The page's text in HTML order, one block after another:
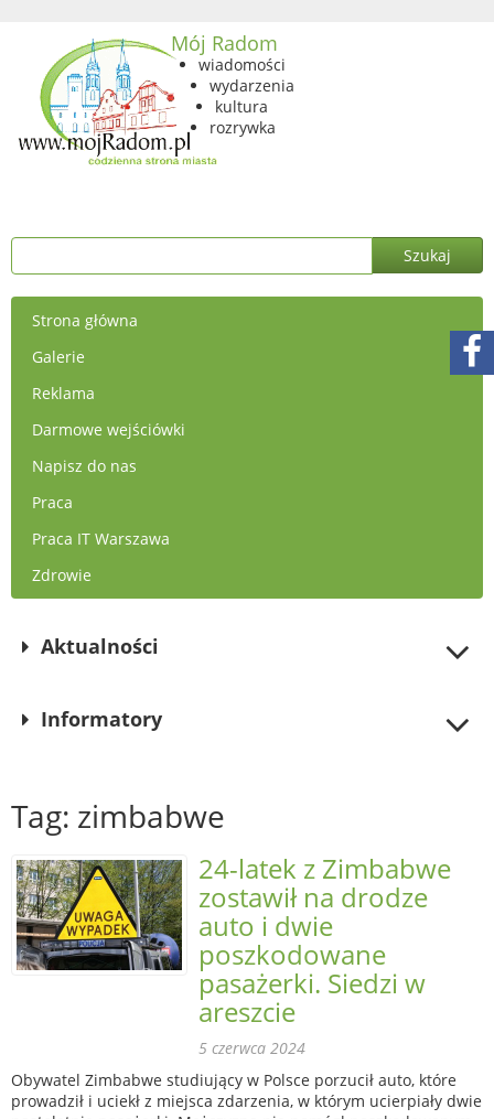
Mój Radom
wiadomości
wydarzenia
kultura
rozrywka
Strona główna
Galerie
Reklama
Darmowe wejściówki
Napisz do nas
Praca
Praca IT Warszawa
Zdrowie
Aktualności
Informatory
Tag: zimbabwe
24-latek z Zimbabwe
zostawił na drodze
auto i dwie
poszkodowane
pasażerki. Siedzi w
areszcie
5 czerwca 2024
Obywatel Zimbabwe studiujący w Polsce porzucił auto, które
prowadził i uciekł z miejsca zdarzenia, w którym ucierpiały dwie